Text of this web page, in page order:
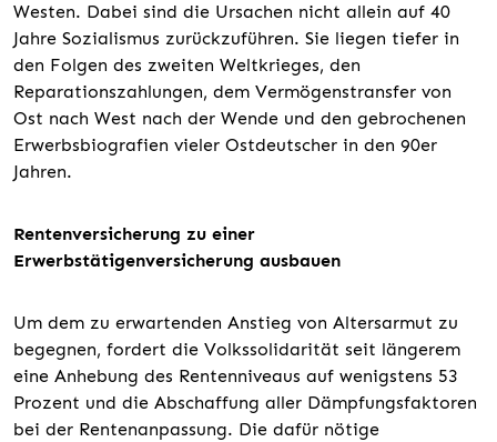
Westen. Dabei sind die Ursachen nicht allein auf 40
Jahre Sozialismus zurückzuführen. Sie liegen tiefer in
den Folgen des zweiten Weltkrieges, den
Reparationszahlungen, dem Vermögenstransfer von
Ost nach West nach der Wende und den gebrochenen
Erwerbsbiografien vieler Ostdeutscher in den 90er
Jahren.
Rentenversicherung zu einer
Erwerbstätigenversicherung ausbauen
Um dem zu erwartenden Anstieg von Altersarmut zu
begegnen, fordert die Volkssolidarität seit längerem
eine Anhebung des Rentenniveaus auf wenigstens 53
Prozent und die Abschaffung aller Dämpfungsfaktoren
bei der Rentenanpassung. Die dafür nötige